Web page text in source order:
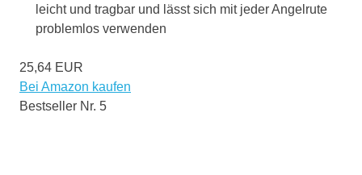
leicht und tragbar und lässt sich mit jeder Angelrute
problemlos verwenden
25,64 EUR
Bei Amazon kaufen
Bestseller Nr. 5